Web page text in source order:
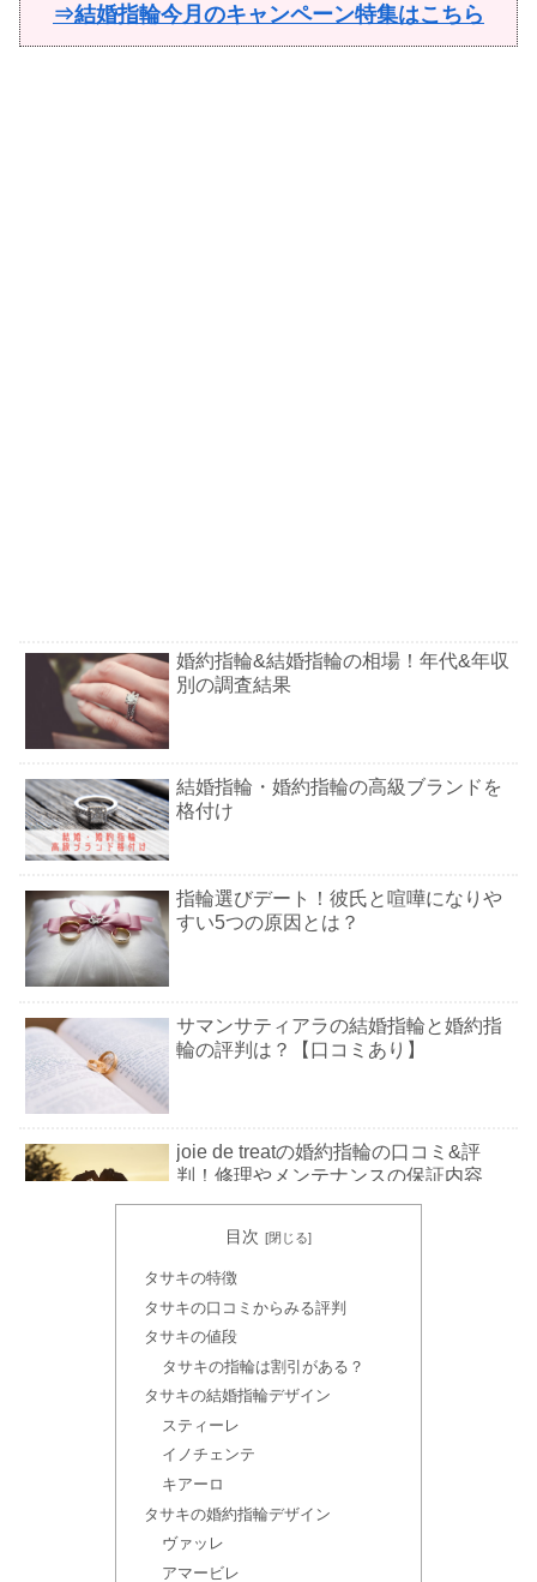
⇒結婚指輪今月のキャンペーン特集はこちら
婚約指輪&結婚指輪の相場！年代&年収
別の調査結果
結婚指輪・婚約指輪の高級ブランドを
格付け
指輪選びデート！彼氏と喧嘩になりや
すい5つの原因とは？
サマンサティアラの結婚指輪と婚約指
輪の評判は？【口コミあり】
joie de treatの婚約指輪の口コミ&評
判！修理やメンテナンスの保証内容
は？
婚約指輪ダイヤのカラット数！平均相
場は？大きさの比較も
めランキング【アンケート結果発表】
結婚指輪20代に人気のブランドランキ
ング！値段・予算まとめ【アンケー
目次
タサキの特徴
タサキの口コミからみる評判
タサキの値段
タサキの指輪は割引がある？
タサキの結婚指輪デザイン
スティーレ
イノチェンテ
キアーロ
タサキの婚約指輪デザイン
ヴァッレ
アマービレ